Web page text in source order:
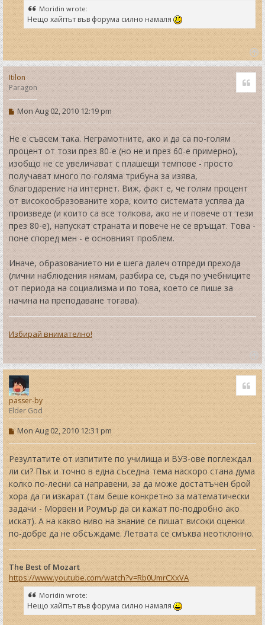
Moridin wrote:
Нещо хайпът във форума силно намаля
T
o
p
Itilon
Paragon
P
o
s
t
Mon Aug 02, 2010 12:19 pm
Не е съвсем така. Неграмотните, ако и да са по-голям
процент от този през 80-е (но не и през 60-е примерно),
изобщо не се увеличават с плашещи темпове - просто
получават много по-голяма трибуна за изява,
благодарение на интернет. Виж, факт е, че голям процент
от високообразованите хора, които системата успява да
произведе (и които са все толкова, ако не и повече от тези
през 80-е), напускат страната и повече не се връщат. Това -
поне според мен - е основният проблем.
Иначе, образованието ни е шега далеч отпреди прехода
(лични наблюдения нямам, разбира се, съдя по учебниците
от периода на социализма и по това, което се пише за
начина на преподаване тогава).
Избирай внимателно!
T
o
p
passer-by
Elder God
P
o
s
t
Mon Aug 02, 2010 12:31 pm
Резултатите от изпитите по училища и ВУЗ-ове поглеждал
ли си? Пък и точно в една съседна тема наскоро стана дума
колко по-лесни са направени, за да може достатъчен брой
хора да ги изкарат (там беше конкретно за математически
задачи - Морвен и Роумър да си кажат по-подробно ако
искат). А на какво ниво на знание се пишат високи оценки
по-добре да не обсъждаме. Летвата се смъква неотклонно.
The Best of Mozart
https://www.youtube.com/watch?v=Rb0UmrCXxVA
Moridin wrote:
Нещо хайпът във форума силно намаля